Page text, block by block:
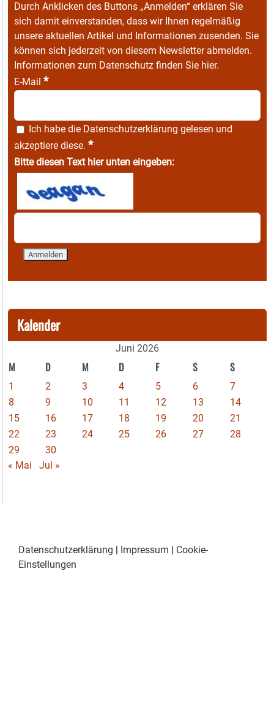
Durch Anklicken des Buttons „Anmelden“ erklären Sie
sich damit einverstanden, dass wir Ihnen regelmäßig
unsere aktuellen Artikel und Informationen zusenden. Sie
können sich jederzeit von diesem Newsletter abmelden.
Informationen zum Datenschutz finden Sie hier.
E-Mail *
Ich habe die Datenschutzerklärung gelesen und
akzeptiere diese. *
Bitte diesen Text hier unten eingeben:
Kalender
Juni 2026
M D M D F S S
1 2 3 4 5 6
7
8
9 10 11 12 13
14
15
16 17 18 19 20
21
22
23 24 25 26 27
28
29
30
« Mai
Jul »
Datenschutzerklärung | Impressum | Cookie-
Einstellungen